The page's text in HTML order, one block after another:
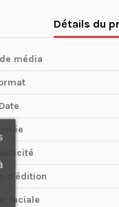
Détails du
média
Date
Année
d'édition
faciale